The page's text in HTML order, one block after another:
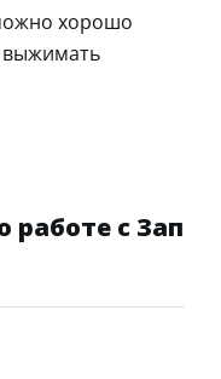
хорошо
выжимать
работе с Зап